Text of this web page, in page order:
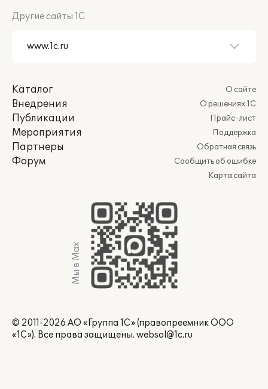
Другие сайты 1С
Каталог
Внедрения
Публикации
Мероприятия
Партнеры
Форум
О сайте
О решениях 1С
Прайс-лист
Поддержка
Обратная связь
Сообщить об ошибке
Карта сайта
Мы в Max
© 2011-2026 АО «Группа 1С» (правопреемник ООО
«1С»). Все права защищены. websol@1c.ru